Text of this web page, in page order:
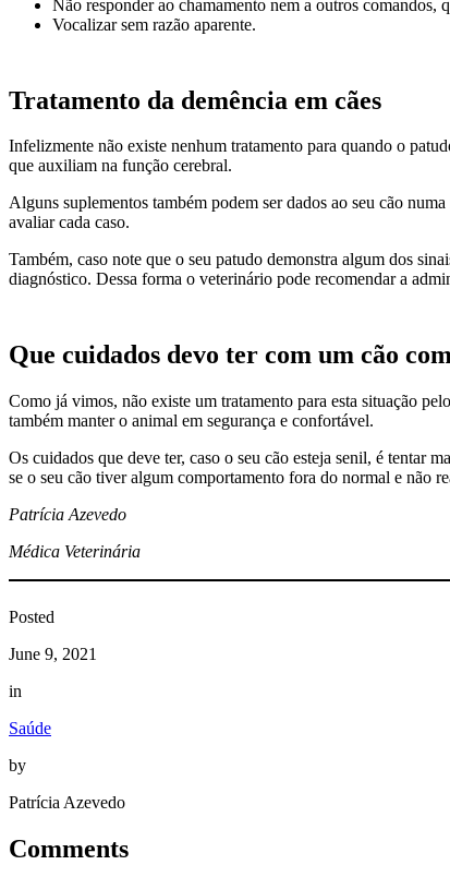
Não responder ao chamamento nem a outros comandos,
Vocalizar sem razão aparente.
Tratamento da demência em cães
Infelizmente não existe nenhum tratamento para quando o
que auxiliam na função cerebral.
Alguns suplementos também podem ser dados ao seu cão
avaliar cada caso.
Também, caso note que o seu patudo demonstra algum dos
diagnóstico. Dessa forma o veterinário pode recomendar a
Que cuidados devo ter com um cão
Como já vimos, não existe um tratamento para esta situação
também manter o animal em segurança e confortável.
Os cuidados que deve ter, caso o seu cão esteja senil, é tentar
se o seu cão tiver algum comportamento fora do normal e não
Patrícia Azevedo
Médica Veterinária
Posted
June 9, 2021
in
Saúde
by
Patrícia Azevedo
Comments